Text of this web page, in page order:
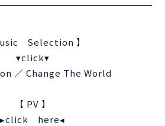
Selection 】
▾click▾
／ Change The World
【 PV 】
▸click here◂